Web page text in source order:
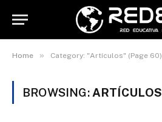
Home » Category: "Artículos" (Page 60)
BROWSING: ARTÍCULOS